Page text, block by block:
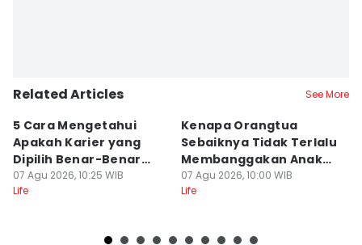
Related Articles See More
5 Cara Mengetahui
Apakah Karier yang
Dipilih Benar-Benar
Cocok Untukmu
07 Agu 2026, 10:25 WIB
Life
Kenapa Orangtua
Sebaiknya Tidak Terlalu
Membanggakan Anak?
Terbebani
07 Agu 2026, 10:00 WIB
Life